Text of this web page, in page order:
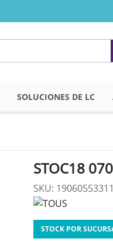
SOLUCIONES DE LC
STOC18
SKU:
STOCK POR